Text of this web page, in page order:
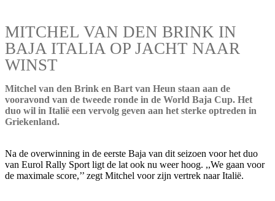
MITCHEL VAN DEN BRINK IN
BAJA ITALIA OP JACHT NAAR
WINST
Mitchel van den Brink en Bart van Heun staan aan de
vooravond van de tweede ronde in de World Baja Cup. Het
duo wil in Italië een vervolg geven aan het sterke optreden in
Griekenland.
Na de overwinning in de eerste Baja van dit seizoen voor het duo
van Eurol Rally Sport ligt de lat ook nu weer hoog. ,,We gaan voor
de maximale score,’’ zegt Mitchel voor zijn vertrek naar Italië.